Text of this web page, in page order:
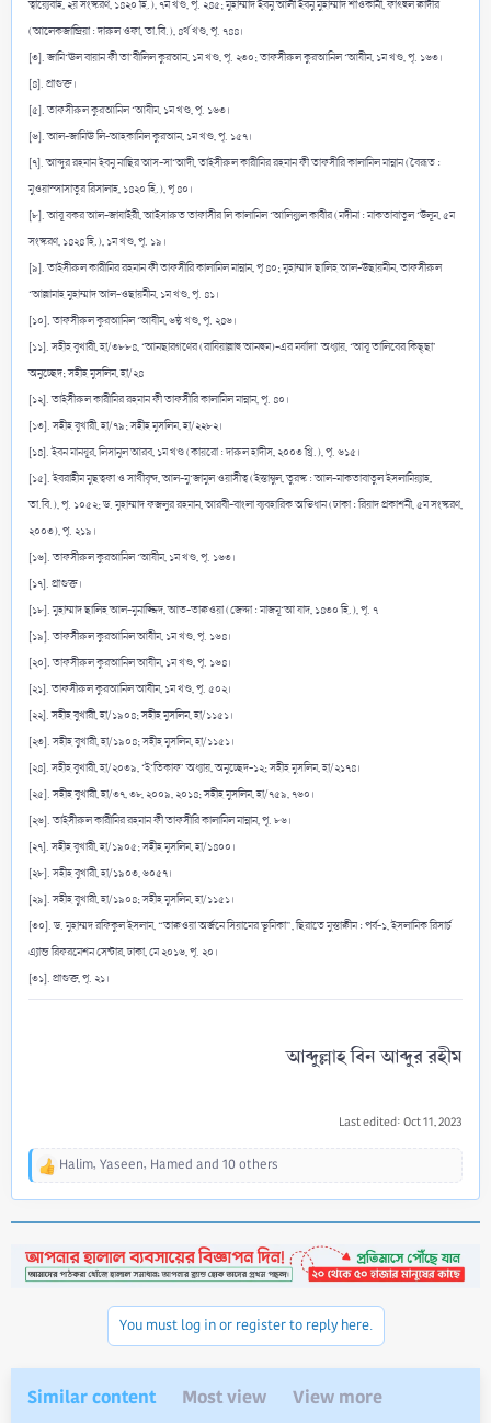
ত্বায়্যেবাহ, ২য় সংস্করণ, ১৪২০ হি.), ৭ম খণ্ড, পৃ. ২৪৫; মুহাম্মাদ ইবনু আলী ইবনু মুহাম্মাদ শাওকানী, ফাৎহুল ক্বাদীর
(আলেকজান্দ্রিয়া : দারুল ওফা, তা.বি.), ৪র্থ খণ্ড, পৃ. ৭৪৪।
[৩]. জামি‘ঊল বায়ান ফী তা’বীলিল কুরআন, ১ম খণ্ড, পৃ. ২৩০; তাফসীরুল কুরআনিল ‘আযীম, ১ম খণ্ড, পৃ. ১৬৩।
[৪]. প্রাগুক্ত।
[৫]. তাফসীরুল কুরআনিল ‘আযীম, ১ম খণ্ড, পৃ. ১৬৩।
[৬]. আল-জামিঊ লি-আহকামিল কুরআন, ১ম খণ্ড, পৃ. ১৫৭।
[৭]. আব্দুর রহমান ইবনু নাছির আস-সা‘আদী, তাইসীরুল কারীমির রহমান ফী তাফসীরি কালামিল মান্নান (বৈরূত :
মুওয়াস্সাসাতুর রিসালাহ, ১৪২০ হি.), পৃ ৪০।
[৮]. আবূ বকর আল-জাযাইরী, আইসারুত তাফাসীর লি কালামিল ‘আলিয়্যুল কাবীর (মদীনা : মাকতাবাতুল ‘উলূম, ৫ম
সংস্করণ, ১৪২৪ হি.), ১ম খণ্ড, পৃ. ১৯।
[৯]. তাইসীরুল কারীমির রহমান ফী তাফসীরি কালামিল মান্নান, পৃ ৪০; মুহাম্মাদ ছালিহ আল-উছায়মীন, তাফসীরুল
‘আল্লামাহ মুহাম্মাদ আল-ওছায়মীন, ১ম খণ্ড, পৃ. ৪১।
[১০]. তাফসীরুল কুরআনিল ‘আযীম, ৬ষ্ঠ খণ্ড, পৃ. ২৪৬।
[১১]. সহীহ বুখারী, হা/৩৮৮৪, ‘আনছারগণের (রাযিয়াল্লাহু আনহুম)-এর মর্যাদা’ অধ্যায়, ‘আবূ তালিবের কিছ্ছা’
অনুচ্ছেদ; সহীহ মুসলিম, হা/২৪
[১২]. তাইসীরুল কারীমির রহমান ফী তাফসীরি কালামিল মান্নান, পৃ. ৪০।
[১৩]. সহীহ বুখারী, হা/৭৯; সহীহ মুসলিম, হা/২২৮২।
[১৪]. ইবন মানযূর, লিসানুল আরব, ১ম খণ্ড (কায়রো : দারুল হাদীস, ২০০৩ খ্রি.), পৃ. ৬১৫।
[১৫]. ইবরাহীম মুছত্বফা ও সাথীবৃন্দ, আল-মু‘জামুল ওয়াসীত্ব (ইস্তাম্বুল, তুরস্ক : আল-মাকতাবাতুল ইসলামিয়্যাহ,
তা.বি.), পৃ. ১০৫২; ড. মুহাম্মাদ ফজলুর রহমান, আরবী-বাংলা ব্যবহারিক অভিধান (ঢাকা : রিয়াদ প্রকাশনী, ৫ম সংস্করণ,
২০০৩), পৃ. ২১৯।
[১৬]. তাফসীরুল কুরআনিল ‘আযীম, ১ম খণ্ড, পৃ. ১৬৩।
[১৭]. প্রাগুক্ত।
[১৮]. মুহাম্মাদ ছালিহ আল-মুনাজ্জিদ, আত-তাক্বওয়া (জেদ্দা : মাজমূ‘আ যাদ, ১৪৩০ হি.), পৃ. ৭
[১৯]. তাফসীরুল কুরআনিল আযীম, ১ম খণ্ড, পৃ. ১৬৪।
[২০]. তাফসীরুল কুরআনিল আযীম, ১ম খণ্ড, পৃ. ১৬৪।
[২১]. তাফসীরুল কুরআনিল আযীম, ১ম খণ্ড, পৃ. ৫০২।
[২২]. সহীহ বুখারী, হা/১৯০৪; সহীহ মুসলিম, হা/১১৫১।
[২৩]. সহীহ বুখারী, হা/১৯০৪; সহীহ মুসলিম, হা/১১৫১।
[২৪]. সহীহ বুখারী, হা/২০৩৯, ‘ই‘তিকাফ’ অধ্যায়, অনুচ্ছেদ-১২; সহীহ মুসলিম, হা/২১৭৪।
[২৫]. সহীহ বুখারী, হা/৩৭, ৩৮, ২০০৯, ২০১৪; সহীহ মুসলিম, হা/৭৫৯, ৭৬০।
[২৬]. তাইসীরুল কারীমির রহমান ফী তাফসীরি কালামিল মান্নান, পৃ. ৮৬।
[২৭]. সহীহ বুখারী, হা/১৯০৫; সহীহ মুসলিম, হা/১৪০০।
[২৮]. সহীহ বুখারী, হা/১৯০৩, ৬০৫৭।
[২৯]. সহীহ বুখারী, হা/১৯০৪; সহীহ মুসলিম, হা/১১৫১।
[৩০]. ড. মুহাম্মদ রফিকুল ইসলাম, “তাক্বওয়া অর্জনে সিয়ামের ভূমিকা”, ছিরাতে মুস্তাক্বীম : পর্ব-১, ইসলামিক রিসার্চ
এ্যান্ড রিফরমেশন সেন্টার, ঢাকা, মে ২০১৬, পৃ. ২০।
[৩১]. প্রাগুক্ত, পৃ. ২১।
আব্দুল্লাহ বিন আব্দুর রহীম​
Last edited: Oct 11, 2023
R
t
i
Halim, Yaseen, Hamed and 10 others
You must log in or register to reply here.
Similar content Most view View more